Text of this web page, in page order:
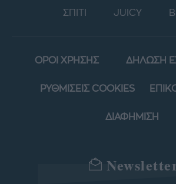
ΣΠΙΤΙ JUICY
ΟΡΟΙ ΧΡΗΣΗΣ ΔΗΛΩΣΗ
ΡΥΘΜΙΣΕΙΣ COOKIES
ΔΙΑΦΗΜΙΣΗ